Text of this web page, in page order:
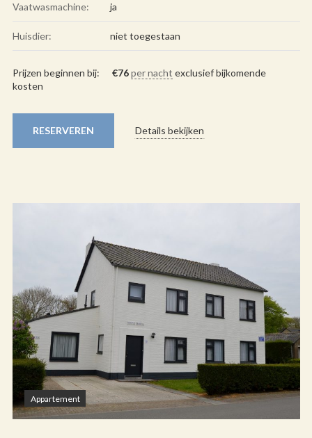
Vaatwasmachine: ja
Huisdier: niet toegestaan
Prijzen beginnen bij: €76 per nacht exclusief bijkomende
kosten
Details bekijken
RESERVEREN
Appartement